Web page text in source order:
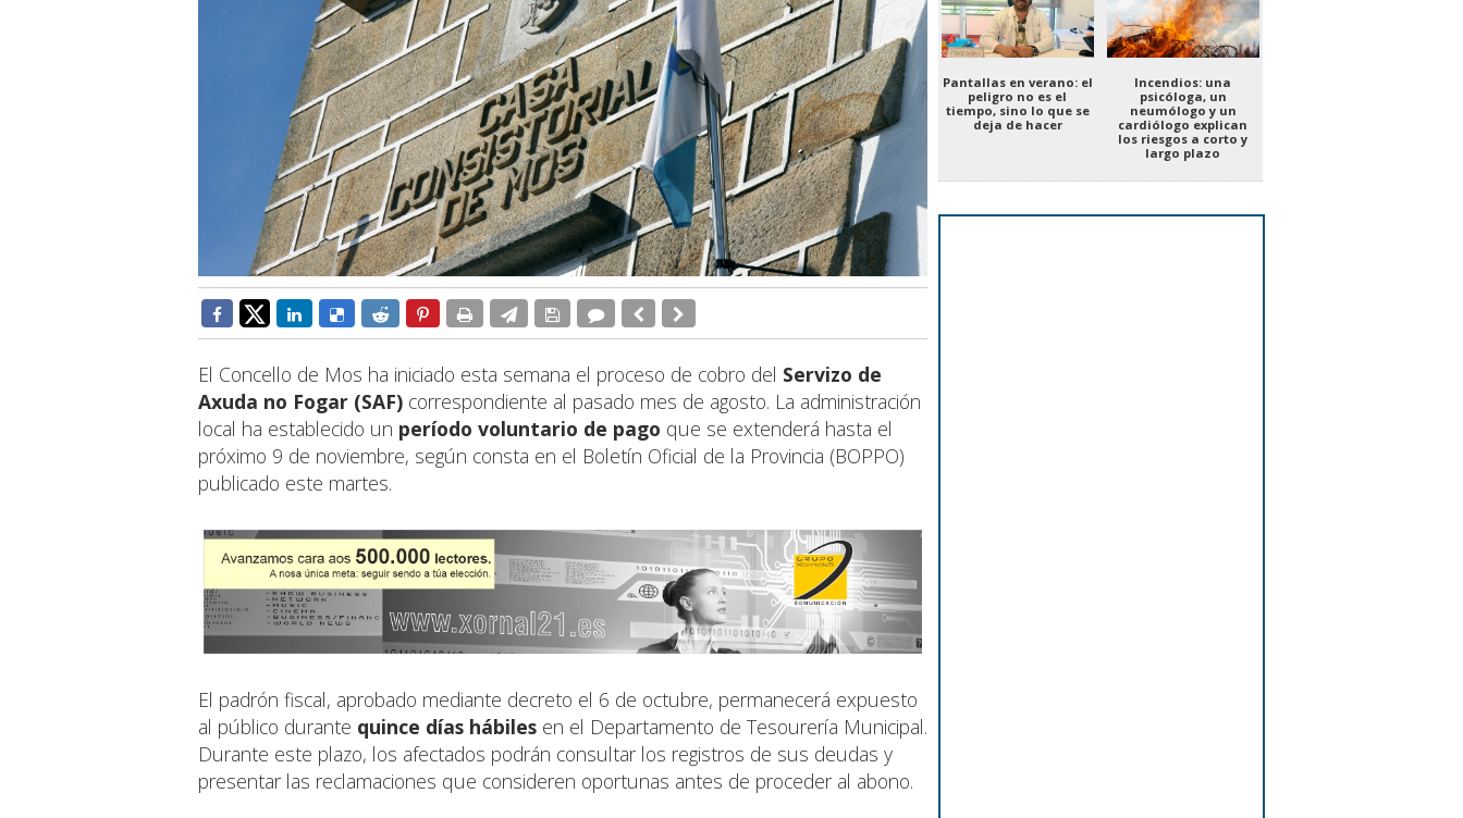
El Concello de Mos ha iniciado esta semana el proceso de cobro del Servizo de
Axuda no Fogar (SAF) correspondiente al pasado mes de agosto. La administración
local ha establecido un período voluntario de pago que se extenderá hasta el
próximo 9 de noviembre, según consta en el Boletín Oficial de la Provincia (BOPPO)
publicado este martes.
El padrón fiscal, aprobado mediante decreto el 6 de octubre, permanecerá expuesto
al público durante quince días hábiles en el Departamento de Tesourería Municipal.
Durante este plazo, los afectados podrán consultar los registros de sus deudas y
presentar las reclamaciones que consideren oportunas antes de proceder al abono.
Pantallas en verano: el
peligro no es el
tiempo, sino lo que se
deja de hacer
Incendios: una
psicóloga, un
neumólogo y un
cardiólogo explican
los riesgos a corto y
largo plazo